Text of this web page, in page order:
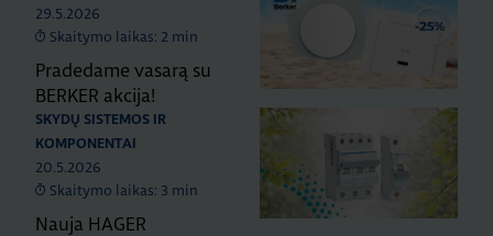
29.5.2026
Skaitymo laikas: 2 min
Pradedame vasarą su
BERKER akcija!
SKYDŲ SISTEMOS IR
KOMPONENTAI
20.5.2026
Skaitymo laikas: 3 min
Nauja HAGER